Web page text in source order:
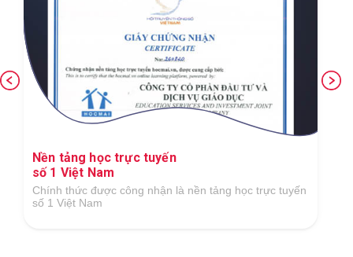
Nền tảng học trực tuyến
số 1 Việt Nam
Chính thức được công nhận là nền tảng học trực tuyến
số 1 Việt Nam